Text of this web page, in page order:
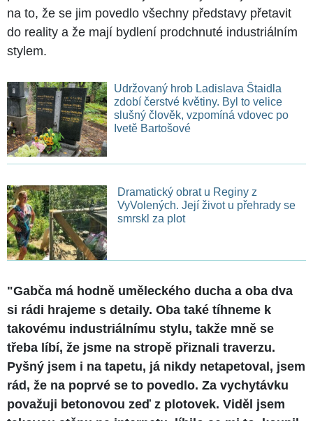
na to, že se jim povedlo všechny představy přetavit
do reality a že mají bydlení prodchnuté industriálním
stylem.
Udržovaný hrob Ladislava Štaidla
zdobí čerstvé květiny. Byl to velice
slušný člověk, vzpomíná vdovec po
Ivetě Bartošové
Dramatický obrat u Reginy z
VyVolených. Její život u přehrady se
smrskl za plot
"Gabča má hodně uměleckého ducha a oba dva
si rádi hrajeme s detaily. Oba také tíhneme k
takovému industriálnímu stylu, takže mně se
třeba líbí, že jsme na stropě přiznali traverzu.
Pyšný jsem i na tapetu, já nikdy netapetoval, jsem
rád, že na poprvé se to povedlo. Za vychytávku
považuji betonovou zeď z plotovek. Viděl jsem